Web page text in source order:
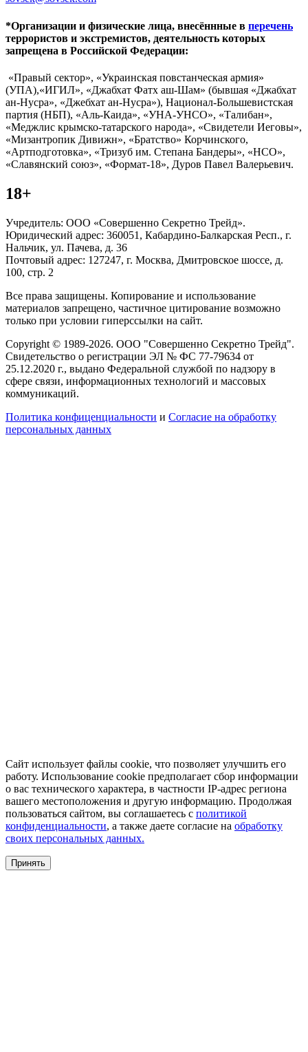
*Организации и физические лица, внесённные в перечень
террористов и экстремистов, деятельность которых
запрещена в Российской Федерации:
«Правый сектор», «Украинская повстанческая армия»
(УПА),«ИГИЛ», «Джабхат Фатх аш-Шам» (бывшая «Джабхат
ан-Нусра», «Джебхат ан-Нусра»), Национал-Большевистская
партия (НБП), «Аль-Каида», «УНА-УНСО», «Талибан»,
«Меджлис крымско-татарского народа», «Свидетели Иеговы»,
«Мизантропик Дивижн», «Братство» Корчинского,
«Артподготовка», «Тризуб им. Степана Бандеры», «НСО»,
«Славянский союз», «Формат-18», Дуров Павел Валерьевич.
18+
Учредитель: ООО «Совершенно Секретно Трейд».
Юридический адрес: 360051, Кабардино-Балкарская Респ., г.
Нальчик, ул. Пачева, д. 36
Почтовый адрес: 127247, г. Москва, Дмитровское шоссе, д.
100, стр. 2
Все права защищены. Копирование и использование
материалов запрещено, частичное цитирование возможно
только при условии гиперссылки на сайт.
Copyright © 1989-2026. ООО "Совершенно Секретно Трейд".
Свидетельство о регистрации ЭЛ № ФС 77-79634 от
25.12.2020 г., выдано Федеральной службой по надзору в
сфере связи, информационных технологий и массовых
коммуникаций.
Политика конфиценциальности и Согласие на обработку
персональных данных
Сайт использует файлы cookie, что позволяет улучшить его
работу. Использование cookie предполагает сбор информации
о вас технического характера, в частности IP-адрес региона
вашего местоположения и другую информацию. Продолжая
пользоваться сайтом, вы соглашаетесь с политикой
конфиденциальности, а также даете согласие на обработку
своих персональных данных.
Принять